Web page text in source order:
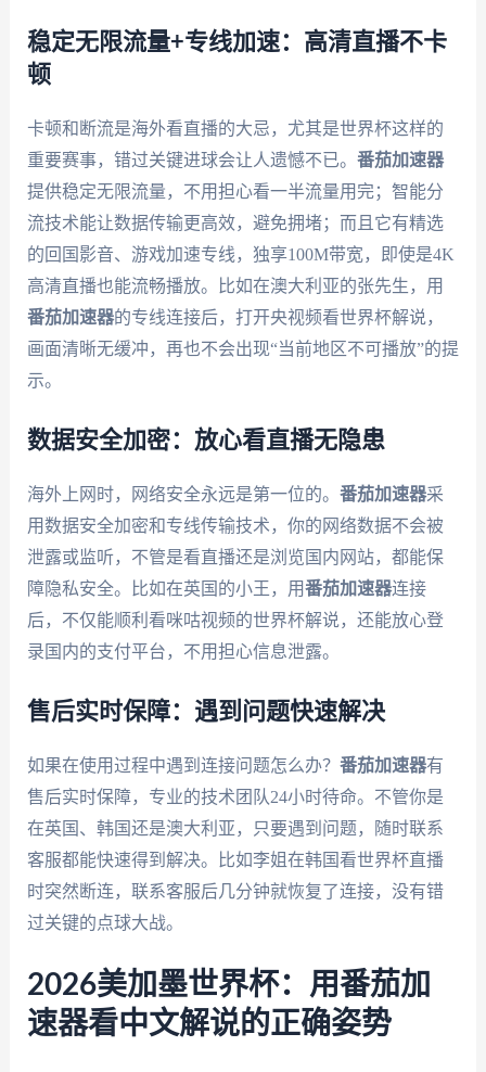
稳定无限流量+专线加速：高清直播不卡
顿
卡顿和断流是海外看直播的大忌，尤其是世界杯这样的
重要赛事，错过关键进球会让人遗憾不已。 番茄加速器
提供稳定无限流量，不用担心看一半流量用完；智能分
流技术能让数据传输更高效，避免拥堵；而且它有精选
的回国影音、游戏加速专线，独享100M带宽，即使是4K
高清直播也能流畅播放。比如在澳大利亚的张先生，用
番茄加速器的专线连接后，打开央视频看世界杯解说，
画面清晰无缓冲，再也不会出现“当前地区不可播放”的提
示。
数据安全加密：放心看直播无隐患
海外上网时，网络安全永远是第一位的。 番茄加速器采
用数据安全加密和专线传输技术，你的网络数据不会被
泄露或监听，不管是看直播还是浏览国内网站，都能保
障隐私安全。比如在英国的小王，用番茄加速器连接
后，不仅能顺利看咪咕视频的世界杯解说，还能放心登
录国内的支付平台，不用担心信息泄露。
售后实时保障：遇到问题快速解决
如果在使用过程中遇到连接问题怎么办？ 番茄加速器有
售后实时保障，专业的技术团队24小时待命。不管你是
在英国、韩国还是澳大利亚，只要遇到问题，随时联系
客服都能快速得到解决。比如李姐在韩国看世界杯直播
时突然断连，联系客服后几分钟就恢复了连接，没有错
过关键的点球大战。
2026美加墨世界杯：用番茄加
速器看中文解说的正确姿势